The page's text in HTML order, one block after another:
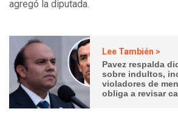
agregó la diputada.
Lee También >
Pavez respalda
sobre indultos,
violadores de
obliga a revisar